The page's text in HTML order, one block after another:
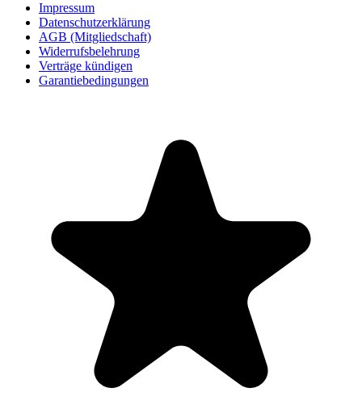
Impressum
Datenschutzerklärung
AGB (Mitgliedschaft)
Widerrufsbelehrung
Verträge kündigen
Garantiebedingungen